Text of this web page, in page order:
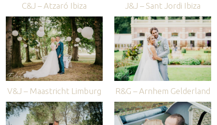
C&J – Atzaró Ibiza J&J – Sant Jordi Ibiza
V&J – Maastricht Limburg R&G – Arnhem Gelderland